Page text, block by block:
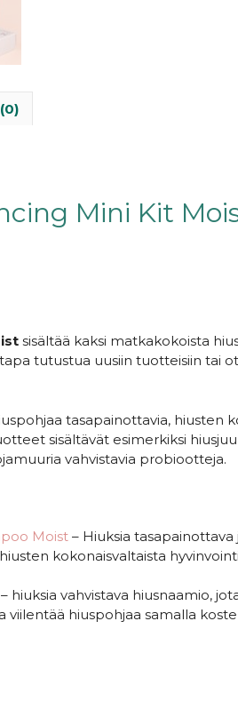
Mini Kit
sisältää kaksi matkakokoista
tutustua uusiin tuotteisiin tai
tasapainottavia, hiusten
sisältävät esimerkiksi
vahvistavia probiootteja.
Moist – Hiuksia
kokonaisvaltaista
hiuksia vahvistava hiusnaamio,
viilentää hiuspohjaa samalla